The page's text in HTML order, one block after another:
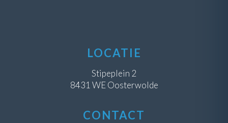
LOCATIE
Stipeplein 2
8431 WE Oosterwolde
CONTACT